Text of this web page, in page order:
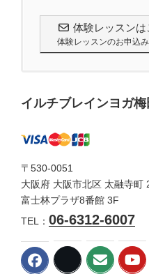
体験レッスンは
体験レッスンのお申込
イルチブレインヨガ
〒530-0051
大阪府 大阪市北区 太融寺町
富士林プラザ8番館 3F
TEL： 06-6312-6007